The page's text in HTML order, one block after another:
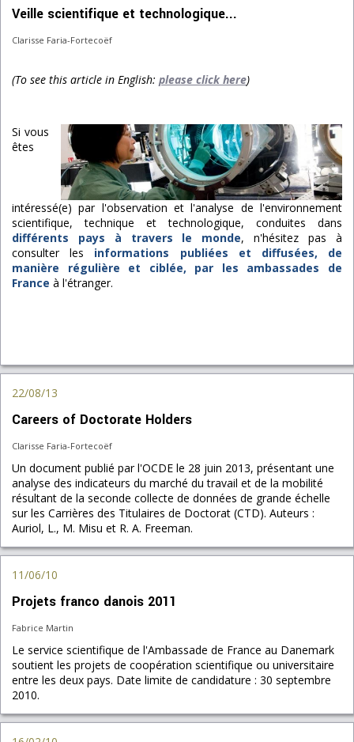
Veille scientifique et technologique...
Clarisse Faria-Fortecoëf
(To see this article in English: please click here)
Si vous
êtes
intéressé(e) par l'observation et l'analyse de l'environnement
scientifique, technique et technologique, conduites dans
différents pays à travers le monde, n'hésitez pas à
consulter les informations publiées et diffusées, de
manière régulière et ciblée, par les ambassades de
France à l'étranger.
22/08/13
Careers of Doctorate Holders
Clarisse Faria-Fortecoëf
Un document publié par l'OCDE le 28 juin 2013, présentant une
analyse des indicateurs du marché du travail et de la mobilité
résultant de la seconde collecte de données de grande échelle
sur les Carrières des Titulaires de Doctorat (CTD). Auteurs :
Auriol, L., M. Misu et R. A. Freeman.
11/06/10
Projets franco danois 2011
Fabrice Martin
Le service scientifique de l'Ambassade de France au Danemark
soutient les projets de coopération scientifique ou universitaire
entre les deux pays. Date limite de candidature : 30 septembre
2010.